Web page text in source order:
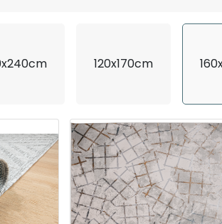
120x170cm